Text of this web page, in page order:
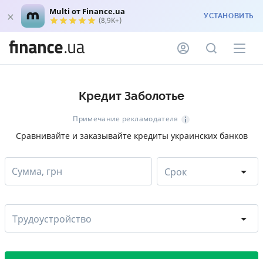
Multi от Finance.ua
(8,9K+) УСТАНОВИТЬ
Кредит Заболотье
Примечание рекламодателя
Сравнивайте и заказывайте кредиты украинских банков
Сумма, грн Срок
Трудоустройство